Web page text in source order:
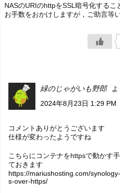
NASのURIのhttpをSSL暗号化するこ
お手数をおかけしますが，ご助言等
緑のじゃがいも野郎
2024年8月23日 1:29 PM
コメントありがとうございます
仕様が変わったようですね
こちらにコンテナをhttpsで動かす
ておきます
https://mariushosting.com/
s-over-https/